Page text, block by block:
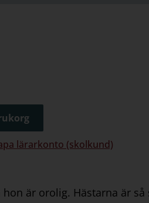
lärarkonto (skolkund)
är orolig. Hästarna är